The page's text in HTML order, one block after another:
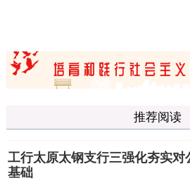
推荐阅读
工行太原太钢支行三强化夯实
基础